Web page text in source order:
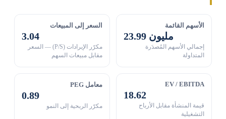
الأسهم القائمة
23.99 مليون
إجمالي الأسهم المُصدَرة
المتداولة
السعر إلى المبيعات
3.04
مكرّر الإيرادات (P/S) — السعر
مقابل مبيعات السهم
EV / EBITDA
18.62
قيمة المنشأة مقابل الأرباح
التشغيلية
معامل PEG
0.89
مكرّر الربحية إلى النمو